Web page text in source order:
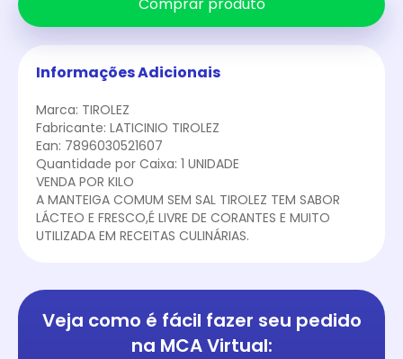
Informações Adicionais
Marca: TIROLEZ
Fabricante: LATICINIO TIROLEZ
Ean: 7896030521607
Quantidade por Caixa: 1 UNIDADE
VENDA POR KILO
A MANTEIGA COMUM SEM SAL TIROLEZ TEM SABOR
LÁCTEO E FRESCO,É LIVRE DE CORANTES E MUITO
UTILIZADA EM RECEITAS CULINÁRIAS.
Veja como é fácil fazer seu pedido
na MCA Virtual: